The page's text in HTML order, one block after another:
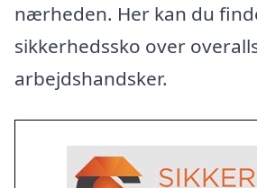
nærheden. Her kan du
sikkerhedssko over
arbejdshandsker.